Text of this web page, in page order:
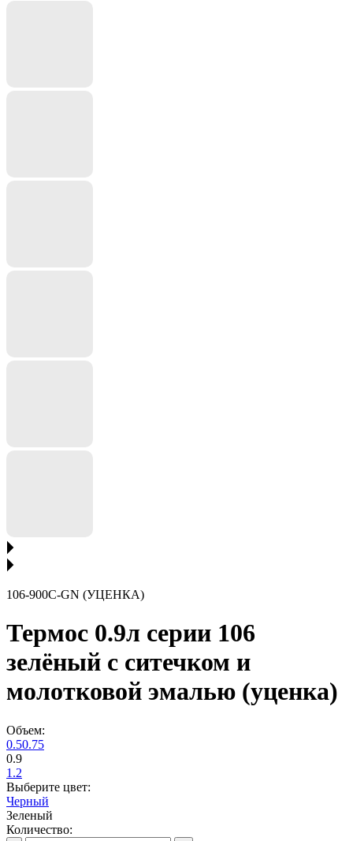
106-900C-GN (УЦЕНКА)
Термос 0.9л серии 106
зелёный с ситечком и
молотковой эмалью (уценка)
Объем:
0.50.75
0.9
1.2
Выберите цвет:
Черный
Зеленый
Количество: